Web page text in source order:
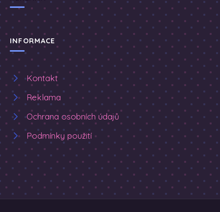
INFORMACE
Kontakt
Reklama
Ochrana osobních údajů
Podmínky použití